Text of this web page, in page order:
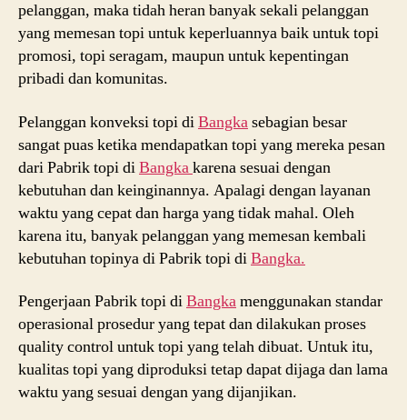
pelanggan, maka tidah heran banyak sekali pelanggan
yang memesan topi untuk keperluannya baik untuk topi
promosi, topi seragam, maupun untuk kepentingan
pribadi dan komunitas.
Pelanggan konveksi topi diBangkasebagian besar
sangat puas ketika mendapatkan topi yang mereka pesan
dari Pabrik topi diBangkakarena sesuai dengan
kebutuhan dan keinginannya. Apalagi dengan layanan
waktu yang cepat dan harga yang tidak mahal. Oleh
karena itu, banyak pelanggan yang memesan kembali
kebutuhan topinya di Pabrik topi diBangka.
Pengerjaan Pabrik topi diBangkamenggunakan standar
operasional prosedur yang tepat dan dilakukan proses
quality control untuk topi yang telah dibuat. Untuk itu,
kualitas topi yang diproduksi tetap dapat dijaga dan lama
waktu yang sesuai dengan yang dijanjikan.